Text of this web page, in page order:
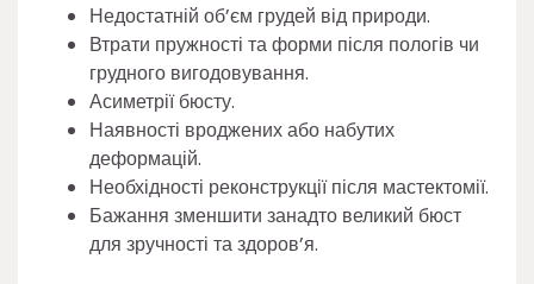
Недостатній об’єм грудей від природи.
Втрати пружності та форми після пологів чи
грудного вигодовування.
Асиметрії бюсту.
Наявності вроджених або набутих
деформацій.
Необхідності реконструкції після мастектомії.
Бажання зменшити занадто великий бюст
для зручності та здоров’я.